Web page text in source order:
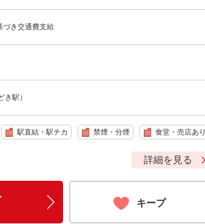
き交通費支給
駅）
駅直結・駅チカ 禁煙・分煙 食堂・売店あり
詳細を見る
キープ